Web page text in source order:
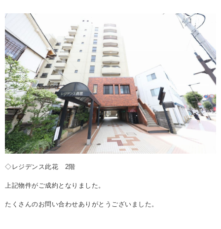
USEFUL
お役立ち情報
REASON
つなぐ不動産株式会社が
選ばれる理由
COMPANY
会社案内
◇レジデンス此花 2階
上記物件がご成約となりました。
たくさんのお問い合わせありがとうございました。